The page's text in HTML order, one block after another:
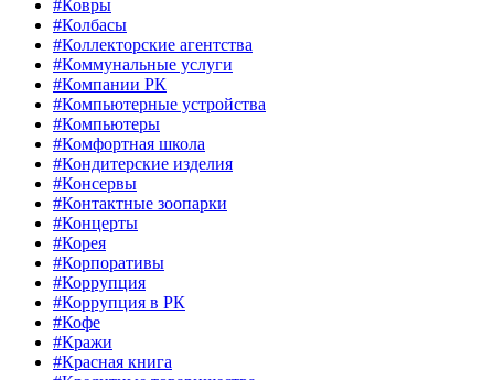
#Ковры
#Колбасы
#Коллекторские агентства
#Коммунальные услуги
#Компании РК
#Компьютерные устройства
#Компьютеры
#Комфортная школа
#Кондитерские изделия
#Консервы
#Контактные зоопарки
#Концерты
#Корея
#Корпоративы
#Коррупция
#Коррупция в РК
#Кофе
#Кражи
#Красная книга